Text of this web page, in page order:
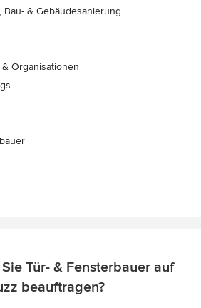
& Gebäudesanierung
Organisationen
Tür- & Fensterbauer auf
beauftragen?